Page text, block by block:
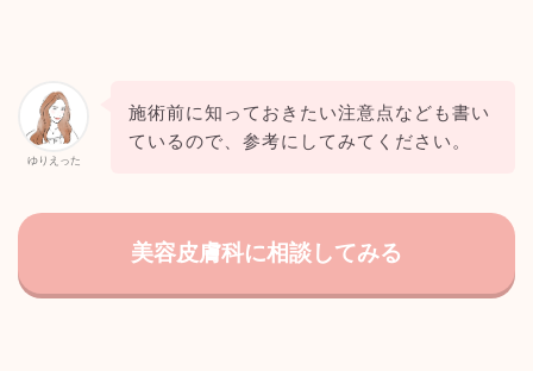
ゆりえった
施術前に知っておきたい注意点なども書い
ているので、参考にしてみてください。
美容皮膚科に相談してみる